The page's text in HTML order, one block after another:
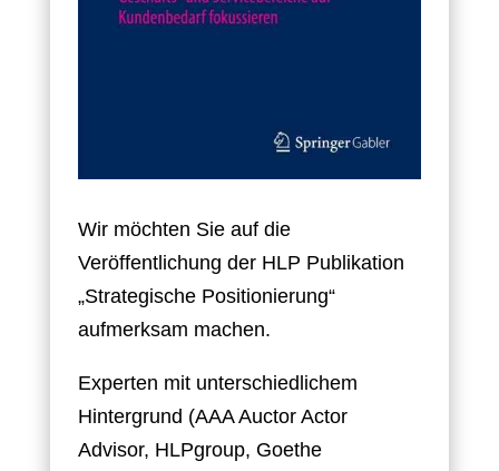
Wir möchten Sie auf die
Veröffentlichung der HLP Publikation
„Strategische Positionierung“
aufmerksam machen.
Experten mit unterschiedlichem
Hintergrund (AAA Auctor Actor
Advisor, HLPgroup, Goethe